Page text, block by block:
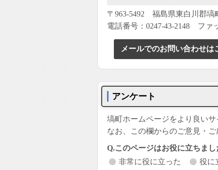
〒963-5492 福島県東白川郡塙
電話番号：0247-43-2148 ファ
メールでのお問い合わせは
アンケート
塙町ホームページをより良い
なお、この欄からのご意見・
Q.このページはお役に立ちまし
非常に役に立った
役に